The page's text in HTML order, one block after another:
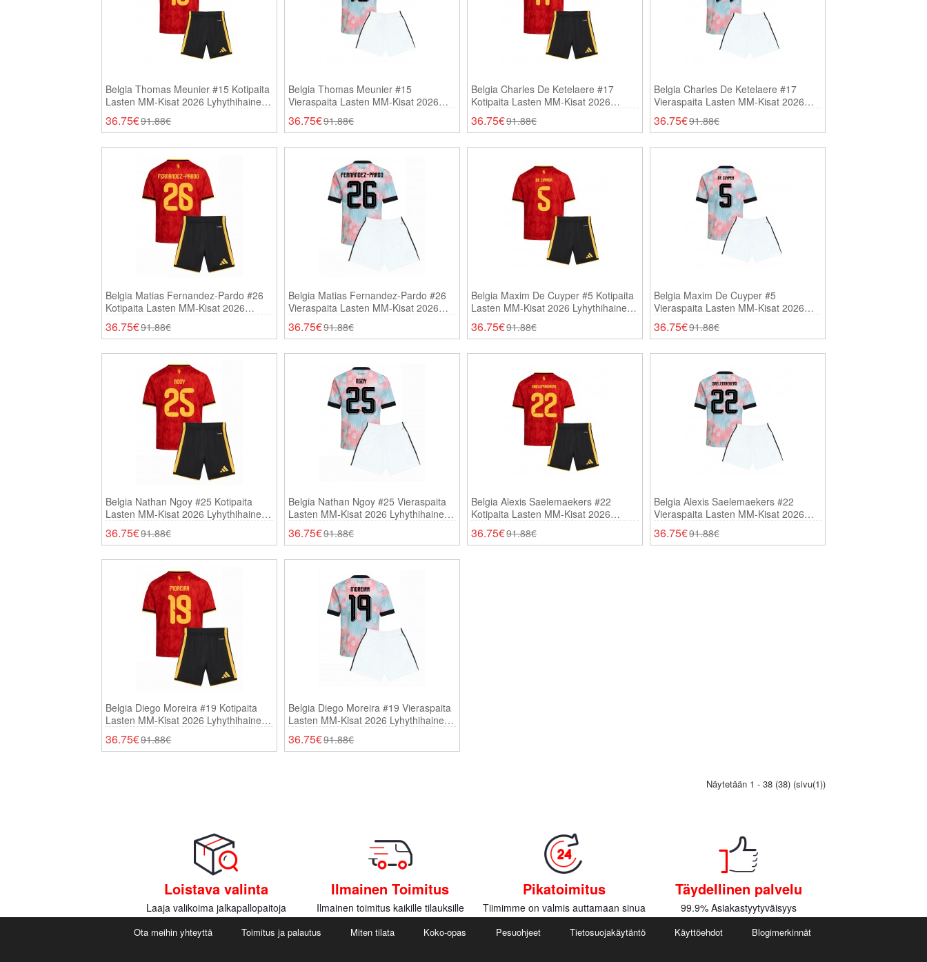
Belgia Thomas Meunier #15 Kotipaita
Lasten MM-Kisat 2026 Lyhythihainen
(+ Shortsit)
36.75€91.88€
Belgia Thomas Meunier #15
Vieraspaita Lasten MM-Kisat 2026
Lyhythihainen (+ Shortsit)
36.75€91.88€
Belgia Charles De Ketelaere #17
Kotipaita Lasten MM-Kisat 2026
Lyhythihainen (+ Shortsit)
36.75€91.88€
Belgia Charles De Ketelaere #17
Vieraspaita Lasten MM-Kisat 2026
Lyhythihainen (+ Shortsit)
36.75€91.88€
Belgia Matias Fernandez-Pardo #26
Kotipaita Lasten MM-Kisat 2026
Lyhythihainen (+ Shortsit)
36.75€91.88€
Belgia Matias Fernandez-Pardo #26
Vieraspaita Lasten MM-Kisat 2026
Lyhythihainen (+ Shortsit)
36.75€91.88€
Belgia Maxim De Cuyper #5 Kotipaita
Lasten MM-Kisat 2026 Lyhythihainen
(+ Shortsit)
36.75€91.88€
Belgia Maxim De Cuyper #5
Vieraspaita Lasten MM-Kisat 2026
Lyhythihainen (+ Shortsit)
36.75€91.88€
Belgia Nathan Ngoy #25 Kotipaita
Lasten MM-Kisat 2026 Lyhythihainen
(+ Shortsit)
36.75€91.88€
Belgia Nathan Ngoy #25 Vieraspaita
Lasten MM-Kisat 2026 Lyhythihainen
(+ Shortsit)
36.75€91.88€
Belgia Alexis Saelemaekers #22
Kotipaita Lasten MM-Kisat 2026
Lyhythihainen (+ Shortsit)
36.75€91.88€
Belgia Alexis Saelemaekers #22
Vieraspaita Lasten MM-Kisat 2026
Lyhythihainen (+ Shortsit)
36.75€91.88€
Belgia Diego Moreira #19 Kotipaita
Lasten MM-Kisat 2026 Lyhythihainen
(+ Shortsit)
36.75€91.88€
Belgia Diego Moreira #19 Vieraspaita
Lasten MM-Kisat 2026 Lyhythihainen
(+ Shortsit)
36.75€91.88€
Näytetään 1 - 38 (38) (sivu(1))
Loistava valinta
Laaja valikoima jalkapallopaitoja
Ilmainen Toimitus
Ilmainen toimitus kaikille tilauksille
Pikatoimitus
Tiimimme on valmis auttamaan sinua
Täydellinen palvelu
99.9% Asiakastyytyväisyys
Ota meihin yhteyttä Toimitus ja palautus Miten tilata Koko-opas Pesuohjeet Tietosuojakäytäntö Käyttöehdot Blogimerkinnät